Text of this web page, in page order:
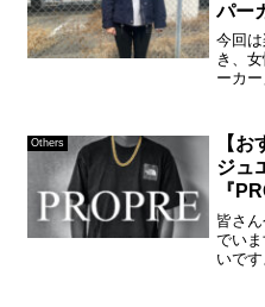
パー
今回
き、
ーカ
から
てい
ウン
す。
Others
【
ジュ
『
ご紹
皆さ
でい
いで
合わ
ント